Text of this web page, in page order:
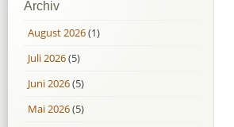
Archiv
August 2026(1)
Juli 2026(5)
Juni 2026(5)
Mai 2026(5)